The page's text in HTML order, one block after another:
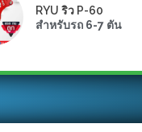
RYU ริว P-60
สำหรับรถ 6-7 ตัน